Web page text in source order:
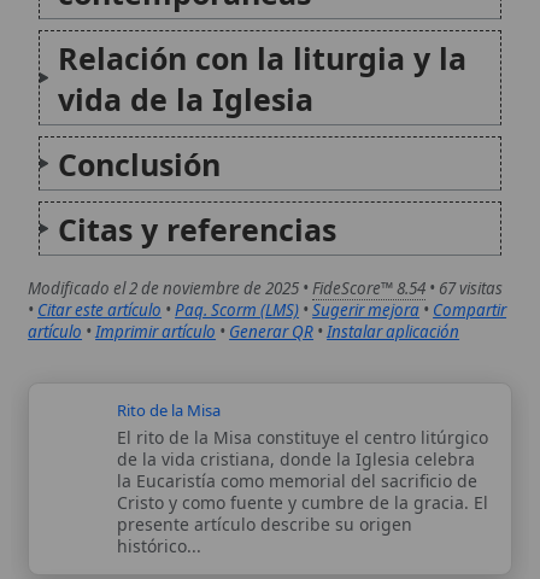
Modificado el 2 de noviembre de 2025 •FideScore™ 8.54
Citar este artículo•Paq. Scorm (LMS)•Sugerir mejora•Compartir
artículo•Imprimir artículo •Generar QR •Instalar aplicación
Rito de la Misa
de la vida cristiana, donde la Iglesia celebra
la Eucaristía como memorial del sacrificio de
Cristo y como fuente y cumbre de la gracia. El
presente artículo describe su origen
histórico...
Videojuegos
Los videojuegos son actividades lúdicas
perspectiva de la Iglesia Católica, este
fenómeno cultural se examina a la luz de la
doctrina moral, la dignidad humana...
Autor: Comité editorial
Artículo supervisado por el Comité